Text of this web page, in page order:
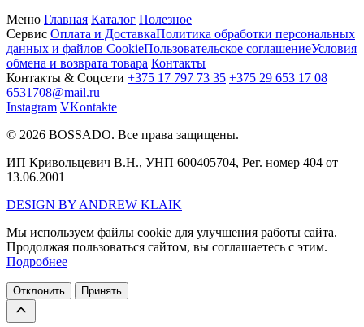
Меню Главная Каталог Полезное
Сервис Оплата и ДоставкаПолитика обработки персональных
данных и файлов CookieПользовательское соглашениеУсловия
обмена и возврата товара Контакты
Контакты & Соцсети +375 17 797 73 35 +375 29 653 17 08
6531708@mail.ru
Instagram VKontakte
© 2026 BOSSADO. Все права защищены.
ИП Кривольцевич В.Н., УНП 600405704, Рег. номер 404 от
13.06.2001
DESIGN BY ANDREW KLAIK
Мы используем файлы cookie для улучшения работы сайта.
Продолжая пользоваться сайтом, вы соглашаетесь с этим.
Подробнее
Отклонить Принять